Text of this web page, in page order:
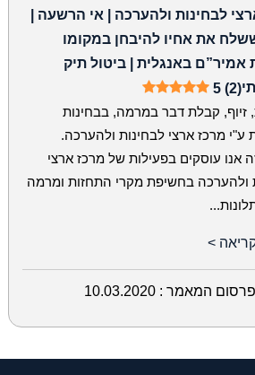
לבחינות ולהערכה | אי הרשעה |
את אחיו להיבחן במקומו
אמיר”ם באנגלית | ביטול תיק
5 (2)
זיוף, קבלת דבר במרמה, בבחינות
ע"י מרכז ארצי לבחינות ולהערכה.
אנו עוסקים בפעילות של מרכז ארצי
ולהערכה בחשיפת מקרי התחזות ומרמה
>
המאמר : 10.03.2020